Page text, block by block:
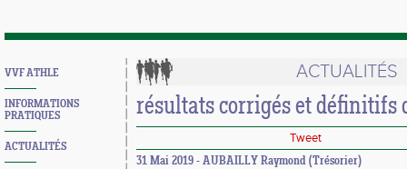
VVF ATHLE
INFORMATIONS
PRATIQUES
ACTUALITÉS
ACTUALITÉS
résultats corrigés et définitifs
Tweet
31 Mai 2019 - AUBAILLY Raymond (Trésorier)